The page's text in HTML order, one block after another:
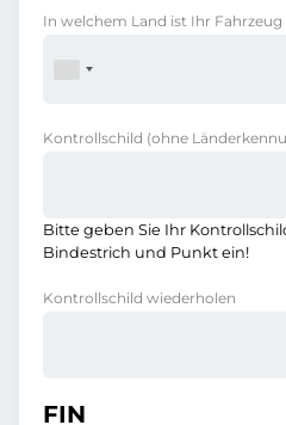
In welchem Land ist Ihr Fahrzeug
Kontrollschild (ohne
Bitte geben Sie Ihr
Bindestrich und Punkt ein!
Kontrollschild wiederholen
FIN